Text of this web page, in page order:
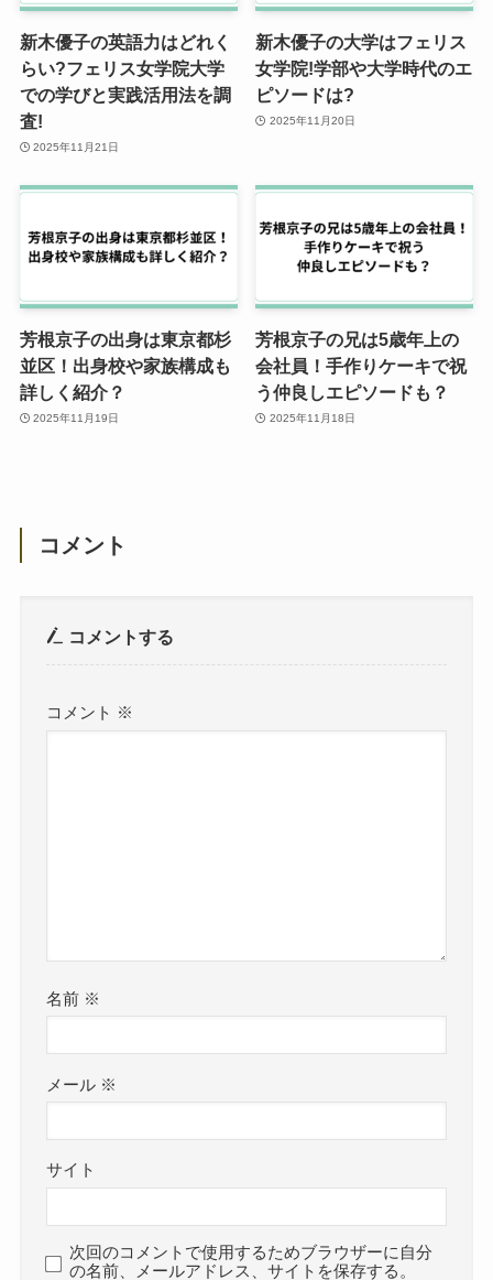
新木優子の英語力はどれく
らい?フェリス女学院大学
での学びと実践活用法を調
査!
2025年11月21日
新木優子の大学はフェリス
女学院!学部や大学時代のエ
ピソードは?
2025年11月20日
芳根京子の出身は東京都杉
並区！出身校や家族構成も
詳しく紹介？
2025年11月19日
芳根京子の兄は5歳年上の
会社員！手作りケーキで祝
う仲良しエピソードも？
2025年11月18日
コメント
コメントする
コメント ※
名前 ※
メール ※
サイト
次回のコメントで使用するためブラウザーに自分
の名前、メールアドレス、サイトを保存する。